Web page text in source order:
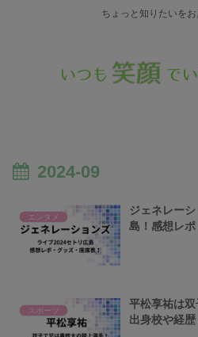
ちょっと知りたいをお
2024-09
エンタメ
ジェネレー
島！感想レポ
スポーツ
平松享祐は双
出身校や経